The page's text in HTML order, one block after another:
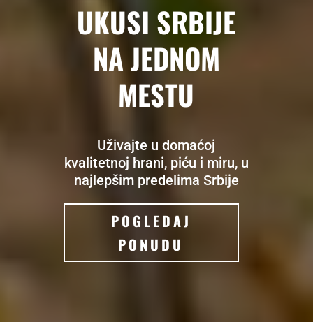
UKUSI SRBIJE
NA JEDNOM
MESTU
Uživajte u domaćoj
kvalitetnoj hrani, piću i miru, u
najlepšim predelima Srbije
POGLEDAJ
PONUDU